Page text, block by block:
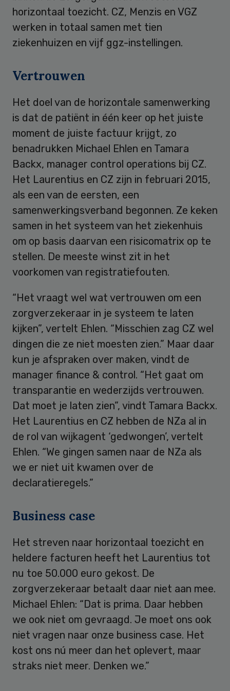
horizontaal toezicht. CZ, Menzis en VGZ
werken in totaal samen met tien
ziekenhuizen en vijf ggz-instellingen.
Vertrouwen
Het doel van de horizontale samenwerking
is dat de patiënt in één keer op het juiste
moment de juiste factuur krijgt, zo
benadrukken Michael Ehlen en Tamara
Backx, manager control operations bij CZ.
Het Laurentius en CZ zijn in februari 2015,
als een van de eersten, een
samenwerkingsverband begonnen. Ze keken
samen in het systeem van het ziekenhuis
om op basis daarvan een risicomatrix op te
stellen. De meeste winst zit in het
voorkomen van registratiefouten.
“Het vraagt wel wat vertrouwen om een
zorgverzekeraar in je systeem te laten
kijken”, vertelt Ehlen. “Misschien zag CZ wel
dingen die ze niet moesten zien.” Maar daar
kun je afspraken over maken, vindt de
manager finance & control. “Het gaat om
transparantie en wederzijds vertrouwen.
Dat moet je laten zien”, vindt Tamara Backx.
Het Laurentius en CZ hebben de NZa al in
de rol van wijkagent ‘gedwongen’, vertelt
Ehlen. “We gingen samen naar de NZa als
we er niet uit kwamen over de
declaratieregels.”
Business case
Het streven naar horizontaal toezicht en
heldere facturen heeft het Laurentius tot
nu toe 50.000 euro gekost. De
zorgverzekeraar betaalt daar niet aan mee.
Michael Ehlen: “Dat is prima. Daar hebben
we ook niet om gevraagd. Je moet ons ook
niet vragen naar onze business case. Het
kost ons nú meer dan het oplevert, maar
straks niet meer. Denken we.”